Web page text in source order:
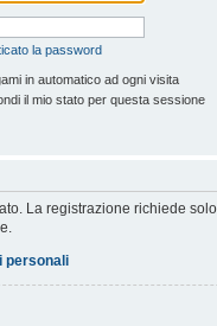
la password
in automatico ad ogni visita
il mio stato per questa sessione
La registrazione richiede
personali